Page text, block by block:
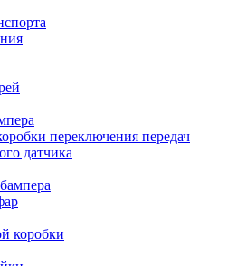
переключения передач
датчика
коробки